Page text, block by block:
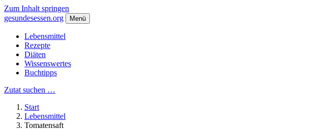
Zum Inhalt springen
gesundesessen.org Menü
Lebensmittel
Rezepte
Diäten
Wissenswertes
Buchtipps
Zutat suchen …
Start
Lebensmittel
Tomatensaft